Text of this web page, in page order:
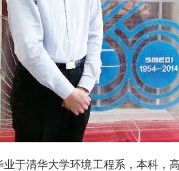
于清华大学环境工程系，本科，